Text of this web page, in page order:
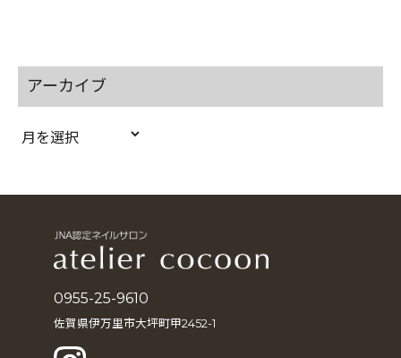
アーカイブ
ア
0955-25-9610
佐賀県伊万里市大坪町甲2452-1